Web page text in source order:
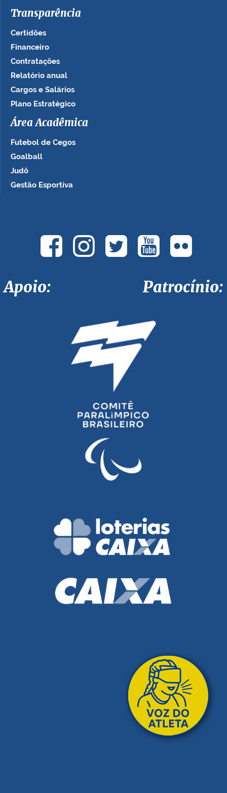
Transparência
Certidões
Financeiro
Contratações
Relatório anual
Cargos e Salários
Plano Estratégico
Área Acadêmica
Futebol de Cegos
Goalball
Judô
Gestão Esportiva
Apoio: Patrocínio: